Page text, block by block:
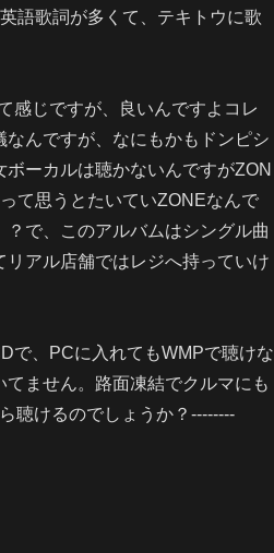
語歌詞が多くて、テキトウに歌
感じですが、良いんですよコレ
んですが、なにもかもドンピシ
ーカルは聴かないんですがZON
て思うとたいていZONEなんで
で、このアルバムはシングル曲
アル店舗ではレジへ持っていけ
で、PCに入れてもWMPで聴けな
ません。路面凍結でクルマにも
聴けるのでしょうか？--------